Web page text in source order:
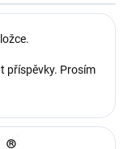
příspěvky. Prosím